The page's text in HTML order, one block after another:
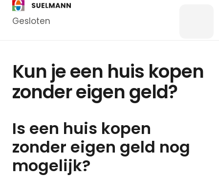
Gesloten
Kun je een huis kopen
zonder eigen geld?
Is een huis kopen
zonder eigen geld nog
mogelijk?
Particulier
Zakelijk
Kredieten